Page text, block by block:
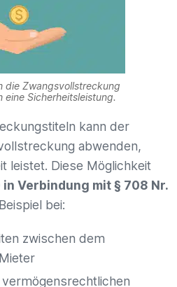
die Zwangsvollstreckung
eine Sicherheitsleistung.
kann der
abwenden,
leistet. Diese Möglichkeit
in Verbindung mit § 708 Nr.
bei:
zwischen dem